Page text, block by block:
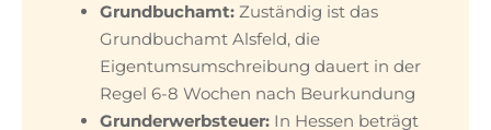
Grundbuchamt: Zuständig ist das
Grundbuchamt Alsfeld, die
Eigentumsumschreibung dauert in der
Regel 6-8 Wochen nach Beurkundung
Grunderwerbsteuer: In Hessen beträgt